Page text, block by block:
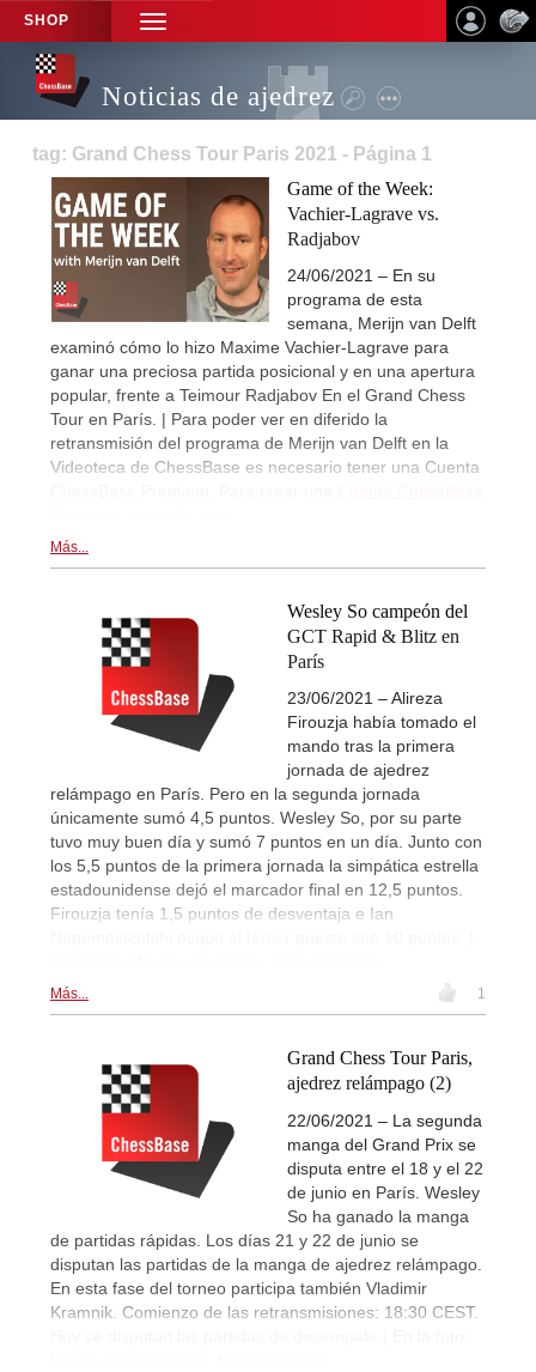
SHOP
TOGGLE
NAVIGATION
Noticias de ajedrez
tag: Grand Chess Tour Paris 2021 - Página 1
Game of the Week:
Vachier-Lagrave vs.
Radjabov
24/06/2021 – En su
programa de esta
semana, Merijn van Delft
examinó cómo lo hizo Maxime Vachier-Lagrave para
ganar una preciosa partida posicional y en una apertura
popular, frente a Teimour Radjabov En el Grand Chess
Tour en París. | Para poder ver en diferido la
retransmisión del programa de Merijn van Delft en la
Videoteca de ChessBase es necesario tener una Cuenta
Más...
Wesley So campeón del
GCT Rapid & Blitz en
París
23/06/2021 – Alireza
Firouzja había tomado el
mando tras la primera
jornada de ajedrez
relámpago en París. Pero en la segunda jornada
únicamente sumó 4,5 puntos. Wesley So, por su parte
tuvo muy buen día y sumó 7 puntos en un día. Junto con
los 5,5 puntos de la primera jornada la simpática estrella
estadounidense dejó el marcador final en 12,5 puntos.
Firouzja tenía 1,5 puntos de desventaja e Ian
Más... 1
Grand Chess Tour Paris,
ajedrez relámpago (2)
22/06/2021 – La segunda
manga del Grand Prix se
disputa entre el 18 y el 22
de junio en París. Wesley
So ha ganado la manga
de partidas rápidas. Los días 21 y 22 de junio se
disputan las partidas de la manga de ajedrez relámpago.
En esta fase del torneo participa también Vladimir
Kramnik. Comienzo de las retransmisiones: 18:30 CEST.